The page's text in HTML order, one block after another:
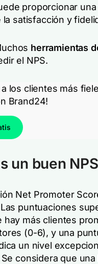
proporcionar
la satisfacción y
herramientas
el NPS.
a los clientes más
Brand24!
un buen
Net Promoter
Las puntuaciones
hay más clientes
(0-6), y una
un nivel
considera que una